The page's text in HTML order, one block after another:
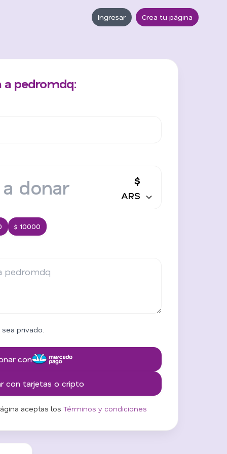
Ingresar Crea tu página
a pedromdq:
$
ARS
$ 10000
privado.
con
con tarjetas o cripto
aceptas los Términos y condiciones